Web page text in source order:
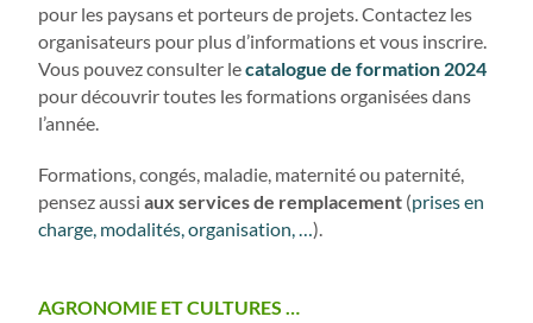
pour les paysans et porteurs de projets. Contactez les
organisateurs pour plus d’informations et vous inscrire.
Vous pouvez consulter lecatalogue de formation 2024
pour découvrir toutes les formations organisées dans
l’année.
Formations, congés, maladie, maternité ou paternité,
pensez aussiaux services de remplacement (prises en
charge, modalités, organisation, …).
AGRONOMIE ET CULTURES …